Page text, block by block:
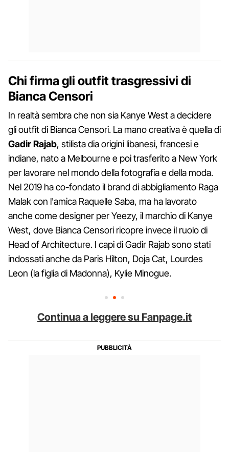
Chi firma gli outfit trasgressivi di
Bianca Censori
In realtà sembra che non sia Kanye West a decidere
gli outfit di Bianca Censori. La mano creativa è quella di
Gadir Rajab, stilista dia origini libanesi, francesi e
indiane, nato a Melbourne e poi trasferito a New York
per lavorare nel mondo della fotografia e della moda.
Nel 2019 ha co-fondato il brand di abbigliamento Raga
Malak con l'amica Raquelle Saba, ma ha lavorato
anche come designer per Yeezy, il marchio di Kanye
West, dove Bianca Censori ricopre invece il ruolo di
Head of Architecture. I capi di Gadir Rajab sono stati
indossati anche da Paris Hilton, Doja Cat, Lourdes
Leon (la figlia di Madonna), Kylie Minogue.
Continua a leggere su Fanpage.it